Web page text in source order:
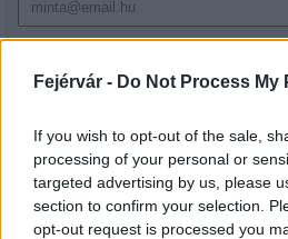
Fejérvár - Do Not Process
If you wish to opt-out of the sale,
processing of your personal or
targeted advertising by us, please
section to confirm your selection.
opt-out request is processed you
szabályzatot!
LEGFRISSEBB